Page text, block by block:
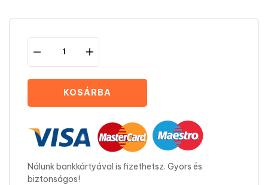
KOSÁRBA
Nálunk bankkártyával is fizethetsz. Gyors és
biztonságos!